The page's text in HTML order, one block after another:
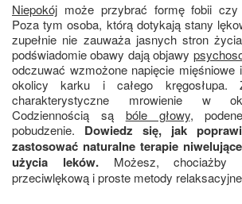
Niepokój może przybrać formę fobii czy
Poza tym osoba, którą dotykają stany
zupełnie nie zauważa jasnych stron
podświadomie obawy dają objawy
odczuwać wzmożone napięcie mięśniowe
okolicy karku i całego kręgosłupa.
charakterystyczne mrowienie w
Codziennością są bóle głowy,
pobudzenie. Dowiedz się, jak
zastosować naturalne terapie
użycia leków.Możesz, chociażby
przeciwlękową i proste metody